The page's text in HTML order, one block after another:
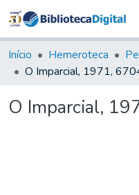
Início Hemeroteca
O Imparcial, 1971,
O Imparcial,